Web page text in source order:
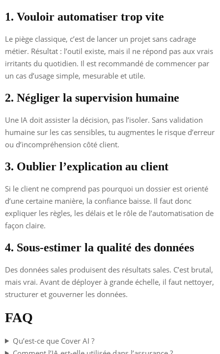
1. Vouloir automatiser trop vite
Le piège classique, c’est de lancer un projet sans cadrage
métier. Résultat : l’outil existe, mais il ne répond pas aux vrais
irritants du quotidien. Il est recommandé de commencer par
un cas d’usage simple, mesurable et utile.
2. Négliger la supervision humaine
Une IA doit assister la décision, pas l’isoler. Sans validation
humaine sur les cas sensibles, tu augmentes le risque d’erreur
ou d’incompréhension côté client.
3. Oublier l’explication au client
Si le client ne comprend pas pourquoi un dossier est orienté
d’une certaine manière, la confiance baisse. Il faut donc
expliquer les règles, les délais et le rôle de l’automatisation de
façon claire.
4. Sous-estimer la qualité des données
Des données sales produisent des résultats sales. C’est brutal,
mais vrai. Avant de déployer à grande échelle, il faut nettoyer,
structurer et gouverner les données.
FAQ
Qu’est-ce que Cover AI ?